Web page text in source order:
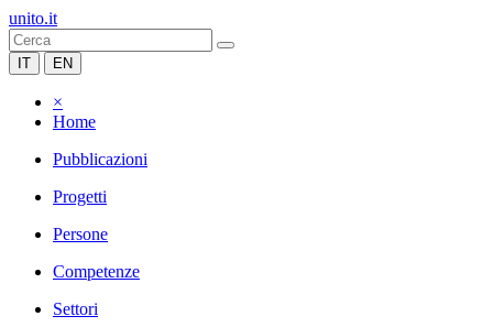
unito.it
IT EN
×
Home
Pubblicazioni
Progetti
Persone
Competenze
Settori